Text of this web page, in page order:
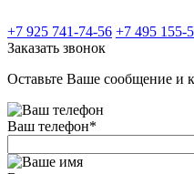
+7 925 741-74-56 +7 495 155-
Заказать звонок
Оставьте Ваше сообщение и
Ваш телефон*